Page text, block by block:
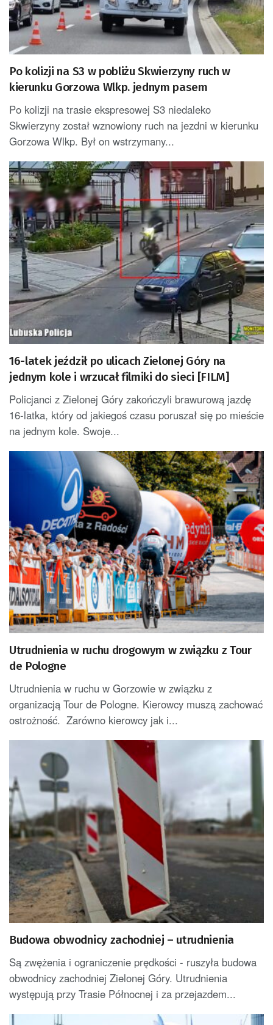
Po kolizji na S3 w pobliżu Skwierzyny ruch w
kierunku Gorzowa Wlkp. jednym pasem
Po kolizji na trasie ekspresowej S3 niedaleko
Skwierzyny został wznowiony ruch na jezdni w kierunku
Gorzowa Wlkp. Był on wstrzymany...
16-latek jeździł po ulicach Zielonej Góry na
jednym kole i wrzucał filmiki do sieci [FILM]
Policjanci z Zielonej Góry zakończyli brawurową jazdę
16-latka, który od jakiegoś czasu poruszał się po mieście
na jednym kole. Swoje...
Utrudnienia w ruchu drogowym w związku z Tour
de Pologne
Utrudnienia w ruchu w Gorzowie w związku z
organizacją Tour de Pologne. Kierowcy muszą zachować
ostrożność. Zarówno kierowcy jak i...
Budowa obwodnicy zachodniej – utrudnienia
Są zwężenia i ograniczenie prędkości - ruszyła budowa
obwodnicy zachodniej Zielonej Góry. Utrudnienia
występują przy Trasie Północnej i za przejazdem...